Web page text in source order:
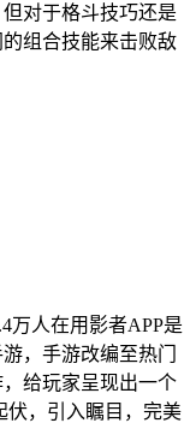
对于格斗技巧还是
组合技能来击败敌
万人在用 影者APP是
，手游改编至热门
给玩家呈现出一个
伏，引入瞩目，完美